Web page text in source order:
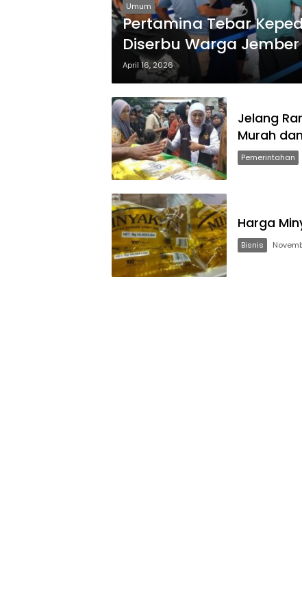
Umum
Pertamina Tebar
Diserbu Warga Jember
April 16, 2026
Jelang
Murah
Pemerintahan
Harga
Bisnis